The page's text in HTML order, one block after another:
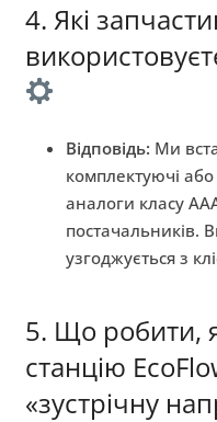
4. Які
Відповідь: Ми
комплектуючі або
аналоги класу
постачальників.
узгоджується з
5. Що робити,
станцію
«зустрічну